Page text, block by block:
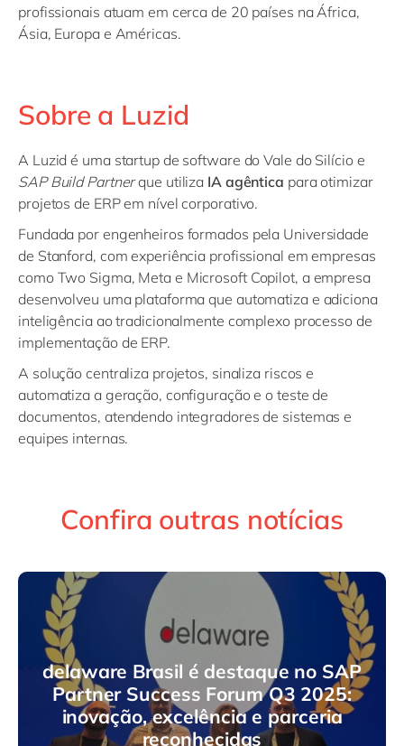
profissionais atuam em cerca de 20 países na África,
Ásia, Europa e Américas.
Sobre a Luzid
A Luzid é uma startup de software do Vale do Silício e
SAP Build Partnerque utiliza IA agêntica para otimizar
projetos de ERP em nível corporativo.
Fundada por engenheiros formados pela Universidade
de Stanford, com experiência profissional em empresas
como Two Sigma, Meta e Microsoft Copilot, a empresa
desenvolveu uma plataforma que automatiza e adiciona
inteligência ao tradicionalmente complexo processo de
implementação de ERP.
A solução centraliza projetos, sinaliza riscos e
automatiza a geração, configuração e o teste de
documentos, atendendo integradores de sistemas e
equipes internas.
Confira outras notícias
delaware Brasil é destaque no SAP
Partner Success Forum Q3 2025:
inovação, excelência e parceria
reconhecidas